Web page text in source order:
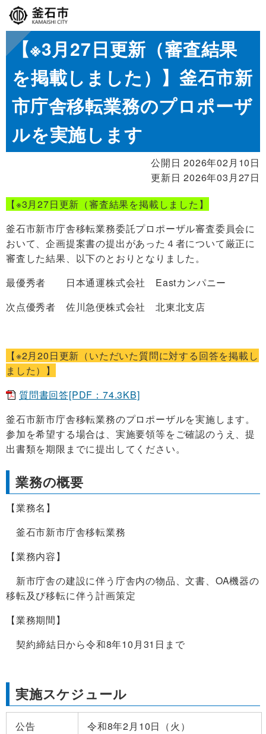
【※3月27日更新（審査結果
を掲載しました）】釜石市新
市庁舎移転業務のプロポーザ
ルを実施します
公開日 2026年02月10日
更新日 2026年03月27日
【※3月27日更新（審査結果を掲載しました】
釜石市新市庁舎移転業務委託プロポーザル審査委員会に
おいて、企画提案書の提出があった４者について厳正に
審査した結果、以下のとおりとなりました。
最優秀者 日本通運株式会社 Eastカンパニー
次点優秀者 佐川急便株式会社 北東北支店
【※2月20日更新（いただいた質問に対する回答を掲載し
ました）】
質問書回答[PDF：74.3KB]
釜石市新市庁舎移転業務のプロポーザルを実施します。
参加を希望する場合は、実施要領等をご確認のうえ、提
出書類を期限までに提出してください。
業務の概要
【業務名】
釜石市新市庁舎移転業務
【業務内容】
新市庁舎の建設に伴う庁舎内の物品、文書、OA機器の
移転及び移転に伴う計画策定
【業務期間】
契約締結日から令和8年10月31日まで
実施スケジュール
公告
令和8年2月10日（火）